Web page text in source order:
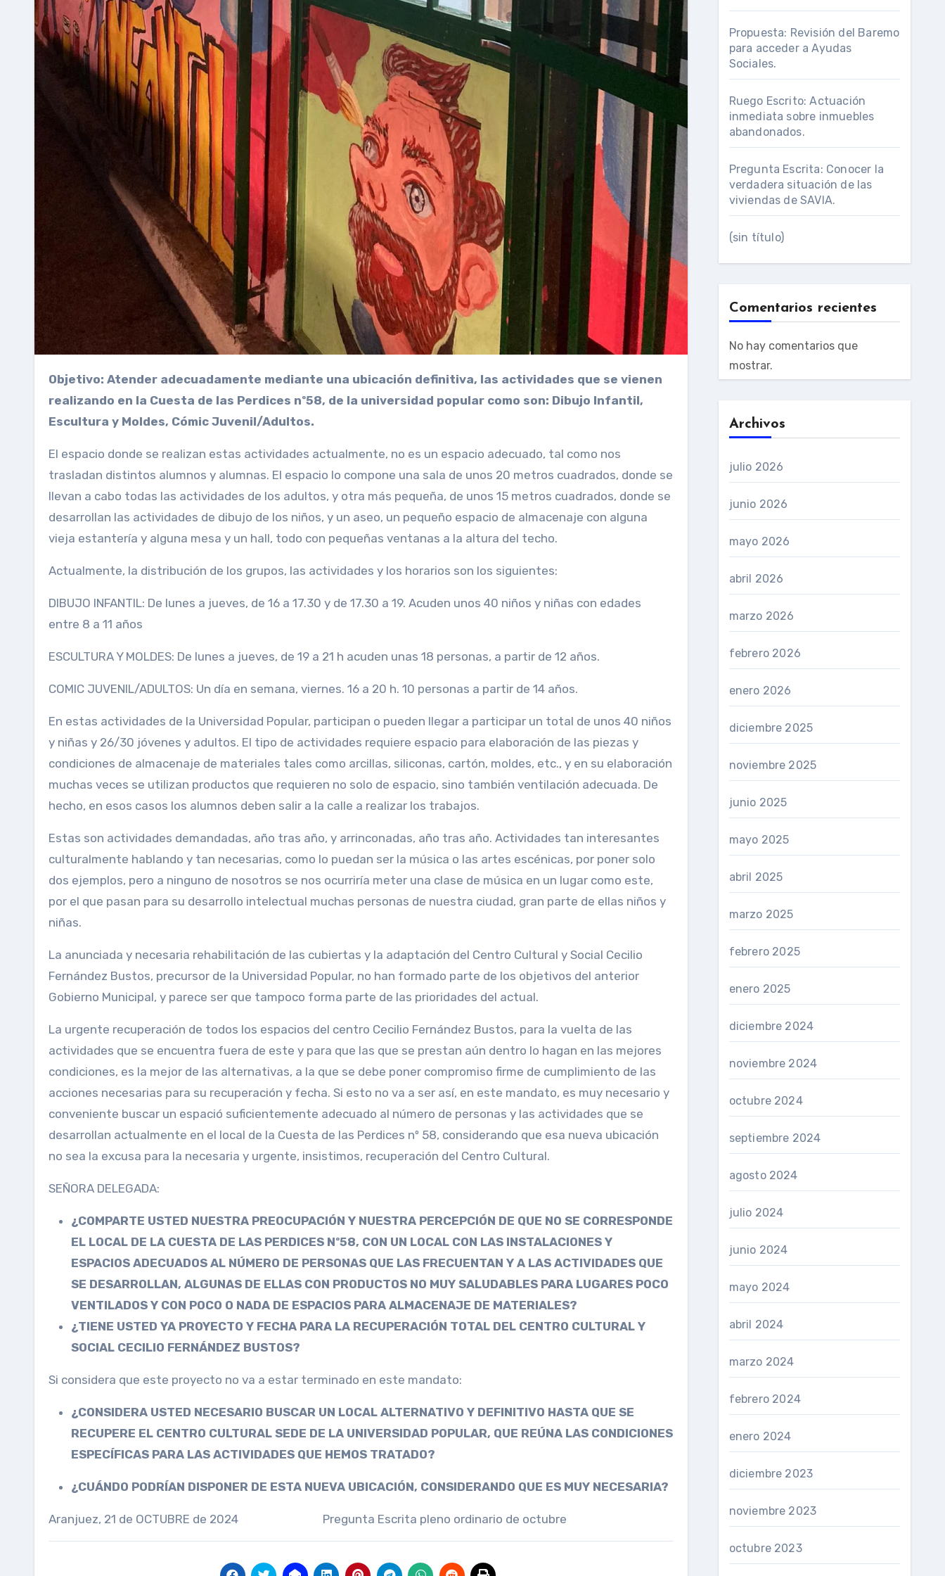
Objetivo: Atender adecuadamente mediante una ubicación definitiva, las actividades que se vienen
realizando en la Cuesta de las Perdices nº58, de la universidad popular como son: Dibujo Infantil,
Escultura y Moldes, Cómic Juvenil/Adultos.
El espacio donde se realizan estas actividades actualmente, no es un espacio adecuado, tal como nos
trasladan distintos alumnos y alumnas. El espacio lo compone una sala de unos 20 metros cuadrados, donde se
llevan a cabo todas las actividades de los adultos, y otra más pequeña, de unos 15 metros cuadrados, donde se
desarrollan las actividades de dibujo de los niños, y un aseo, un pequeño espacio de almacenaje con alguna
vieja estantería y alguna mesa y un hall, todo con pequeñas ventanas a la altura del techo.
Actualmente, la distribución de los grupos, las actividades y los horarios son los siguientes:
DIBUJO INFANTIL: De lunes a jueves, de 16 a 17.30 y de 17.30 a 19. Acuden unos 40 niños y niñas con edades
entre 8 a 11 años
ESCULTURA Y MOLDES: De lunes a jueves, de 19 a 21 h acuden unas 18 personas, a partir de 12 años.
COMIC JUVENIL/ADULTOS: Un día en semana, viernes. 16 a 20 h. 10 personas a partir de 14 años.
En estas actividades de la Universidad Popular, participan o pueden llegar a participar un total de unos 40 niños
y niñas y 26/30 jóvenes y adultos. El tipo de actividades requiere espacio para elaboración de las piezas y
condiciones de almacenaje de materiales tales como arcillas, siliconas, cartón, moldes, etc., y en su elaboración
muchas veces se utilizan productos que requieren no solo de espacio, sino también ventilación adecuada. De
hecho, en esos casos los alumnos deben salir a la calle a realizar los trabajos.
Estas son actividades demandadas, año tras año, y arrinconadas, año tras año. Actividades tan interesantes
culturalmente hablando y tan necesarias, como lo puedan ser la música o las artes escénicas, por poner solo
dos ejemplos, pero a ninguno de nosotros se nos ocurriría meter una clase de música en un lugar como este,
por el que pasan para su desarrollo intelectual muchas personas de nuestra ciudad, gran parte de ellas niños y
niñas.
La anunciada y necesaria rehabilitación de las cubiertas y la adaptación del Centro Cultural y Social Cecilio
Fernández Bustos, precursor de la Universidad Popular, no han formado parte de los objetivos del anterior
Gobierno Municipal, y parece ser que tampoco forma parte de las prioridades del actual.
La urgente recuperación de todos los espacios del centro Cecilio Fernández Bustos, para la vuelta de las
actividades que se encuentra fuera de este y para que las que se prestan aún dentro lo hagan en las mejores
condiciones, es la mejor de las alternativas, a la que se debe poner compromiso firme de cumplimiento de las
acciones necesarias para su recuperación y fecha. Si esto no va a ser así, en este mandato, es muy necesario y
conveniente buscar un espació suficientemente adecuado al número de personas y las actividades que se
desarrollan actualmente en el local de la Cuesta de las Perdices nº 58, considerando que esa nueva ubicación
no sea la excusa para la necesaria y urgente, insistimos, recuperación del Centro Cultural.
SEÑORA DELEGADA:
¿COMPARTE USTED NUESTRA PREOCUPACIÓN Y NUESTRA PERCEPCIÓN DE QUE NO SE CORRESPONDE
EL LOCAL DE LA CUESTA DE LAS PERDICES Nº58, CON UN LOCAL CON LAS INSTALACIONES Y
ESPACIOS ADECUADOS AL NÚMERO DE PERSONAS QUE LAS FRECUENTAN Y A LAS ACTIVIDADES QUE
SE DESARROLLAN, ALGUNAS DE ELLAS CON PRODUCTOS NO MUY SALUDABLES PARA LUGARES POCO
VENTILADOS Y CON POCO O NADA DE ESPACIOS PARA ALMACENAJE DE MATERIALES?
¿TIENE USTED YA PROYECTO Y FECHA PARA LA RECUPERACIÓN TOTAL DEL CENTRO CULTURAL Y
SOCIAL CECILIO FERNÁNDEZ BUSTOS?
Si considera que este proyecto no va a estar terminado en este mandato:
¿CONSIDERA USTED NECESARIO BUSCAR UN LOCAL ALTERNATIVO Y DEFINITIVO HASTA QUE SE
RECUPERE EL CENTRO CULTURAL SEDE DE LA UNIVERSIDAD POPULAR, QUE REÚNA LAS CONDICIONES
ESPECÍFICAS PARA LAS ACTIVIDADES QUE HEMOS TRATADO?
¿CUÁNDO PODRÍAN DISPONER DE ESTA NUEVA UBICACIÓN, CONSIDERANDO QUE ES MUY NECESARIA?
Aranjuez, 21 de OCTUBRE de 2024 Pregunta Escrita pleno ordinario de octubre
Propuesta: Revisión del Baremo
para acceder a Ayudas
Sociales.
Ruego Escrito: Actuación
inmediata sobre inmuebles
abandonados.
Pregunta Escrita: Conocer la
verdadera situación de las
viviendas de SAVIA.
(sin título)
Comentarios recientes
No hay comentarios que
mostrar.
Archivos
julio 2026
junio 2026
mayo 2026
abril 2026
marzo 2026
febrero 2026
enero 2026
diciembre 2025
noviembre 2025
junio 2025
mayo 2025
abril 2025
marzo 2025
febrero 2025
enero 2025
diciembre 2024
noviembre 2024
octubre 2024
septiembre 2024
agosto 2024
julio 2024
junio 2024
mayo 2024
abril 2024
marzo 2024
febrero 2024
enero 2024
diciembre 2023
noviembre 2023
octubre 2023